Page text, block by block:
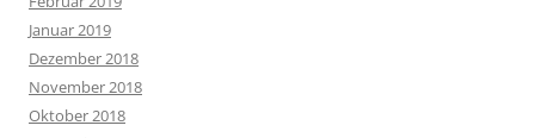
Januar 2019
Dezember 2018
November 2018
Oktober 2018